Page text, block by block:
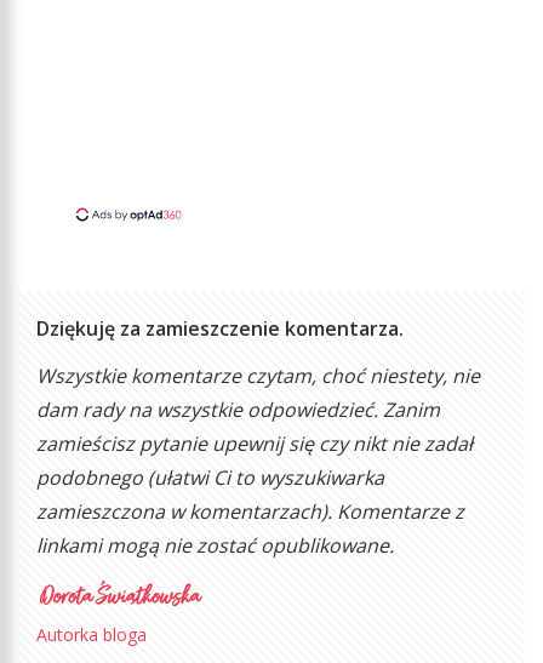
Dziękuję za zamieszczenie komentarza.
Wszystkie komentarze czytam, choć niestety, nie
dam rady na wszystkie odpowiedzieć. Zanim
zamieścisz pytanie upewnij się czy nikt nie zadał
podobnego (ułatwi Ci to wyszukiwarka
zamieszczona w komentarzach). Komentarze z
linkami mogą nie zostać opublikowane.
Autorka bloga